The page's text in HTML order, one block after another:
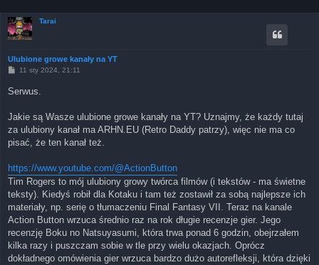
Tarai
Ulubione growe kanały na YT
P
t
11 sty 2024, 21:11
Serwus.
Jakie są Wasze ulubione growe kanały na YT? Uznajmy, że każdy tutaj
za ulubiony kanał ma ARHN.EU (Retro Daddy patrzy), więc nie ma co
pisać, że ten kanał też.
https://www.youtube.com/@ActionButton
Tim Rogers to mój ulubiony growy twórca filmów (i tekstów - ma świetne
teksty). Kiedyś robił dla Kotaku i tam też zostawił za sobą najlepsze ich
materiały, np. serię o tłumaczeniu Final Fantasy VII. Teraz na kanale
Action Button wrzuca średnio raz na rok długie recenzje gier. Jego
recenzję Boku no Natsuyasumi, która trwa ponad 6 godzin, obejrzałem
kilka razy i puszczam sobie w tle przy wielu okazjach. Oprócz
dokładnego omówienia gier wrzuca bardzo dużo autorefleksji, która dzięki